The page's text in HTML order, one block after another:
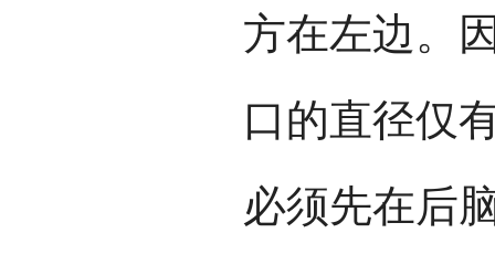
方在左边。
口的直径仅
必须先在后